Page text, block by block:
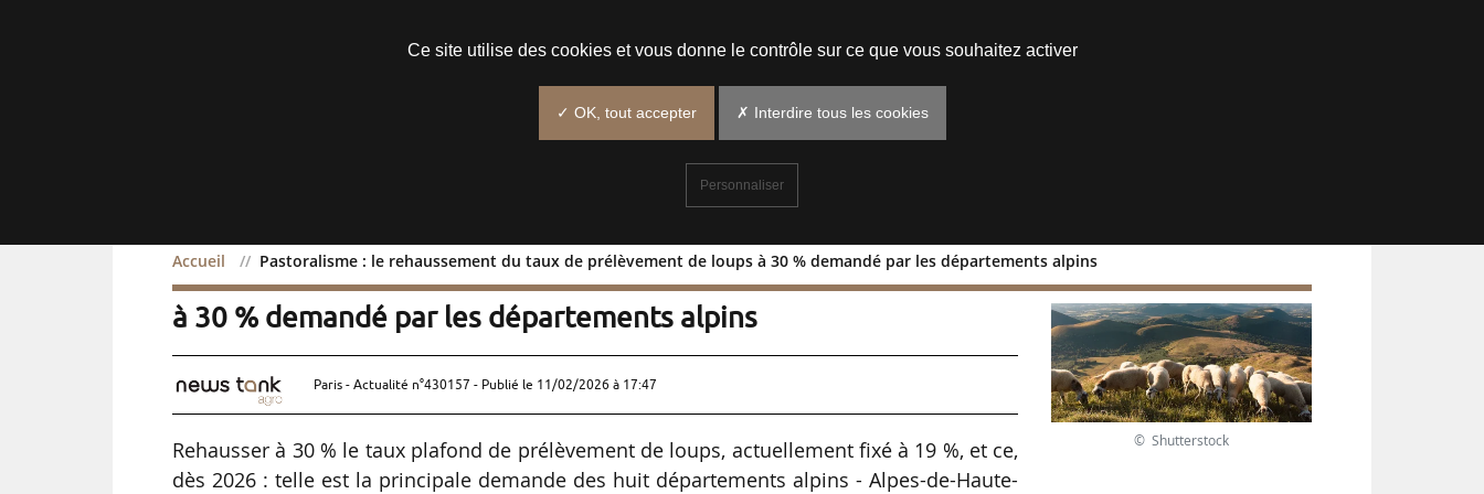
Accueil Pastoralisme : le rehaussement du taux de prélèvement de loups à 30 % demandé par les départements alpins
Pastoralisme : le rehaussement du taux de prélèvement de loups
à 30 % demandé par les départements alpins
Paris - Actualité n°430157 - Publié le 11/02/2026 à 17:47
Rehausser à 30 % le taux plafond de prélèvement de loups, actuellement fixé à 19 %, et ce,
dès 2026 : telle est la principale demande des huit départements alpins - Alpes-de-Haute-
© Shutterstock
Ce site utilise des cookies et vous donne le contrôle sur ce que vous souhaitez activer
✓ OK, tout accepter ✗ Interdire tous les cookies
Personnaliser